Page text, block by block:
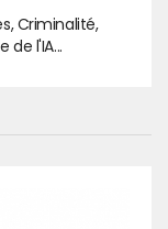
Criminalité,
de l'IA...